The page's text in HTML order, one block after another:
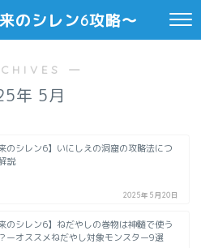
のシレン6攻略〜
―
年 5月
来のシレン6】いにしえの洞窟の攻略法につ
説
2025年5月20日
来のシレン6】ねだやしの巻物は神髄で使う
ーオススメねだやし対象モンスター9選